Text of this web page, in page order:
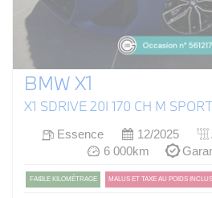
BMW X1
X1 SDRIVE 20I 170 CH M
Essence 12/2025
6 000km
FAIBLE KILOMÉTRAGE MALUS ET TAXE AU POIDS INCLUS